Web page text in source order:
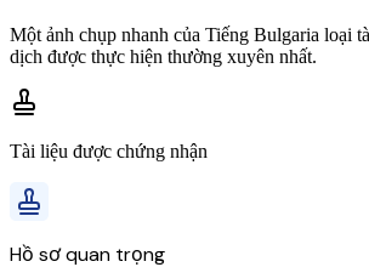
Một ảnh chụp nhanh của Tiếng Bulgaria loại
dịch được thực hiện thường xuyên nhất.
Tài liệu được chứng nhận
Hồ sơ quan trọng